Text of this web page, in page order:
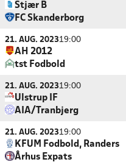
Stjær B
FC Skanderborg
21. AUG. 202319:00
AH 2012
tst Fodbold
21. AUG. 202319:00
Ulstrup IF
AIA/Tranbjerg
21. AUG. 202319:00
KFUM Fodbold, Randers
Århus Expats